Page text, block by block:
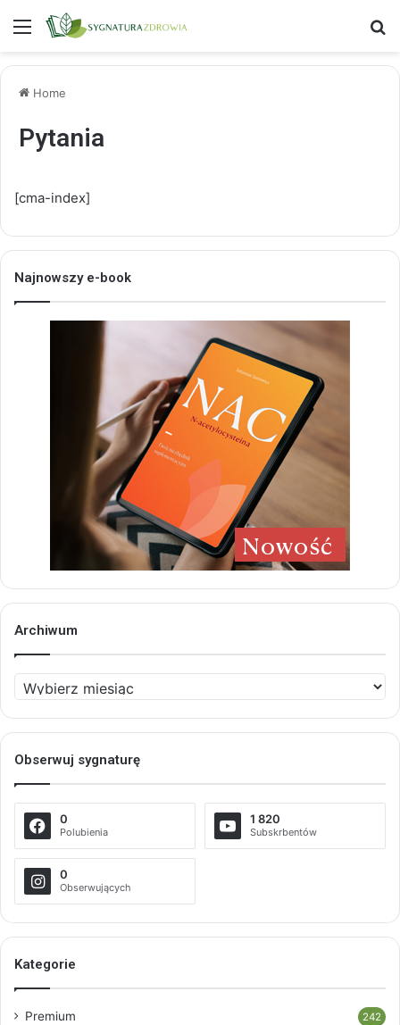
Menu
Home
Pytania
[cma-index]
Najnowszy e-book
Archiwum
Archiwum
Obserwuj sygnaturę
0
Polubienia
1 820
Subskrbentów
0
Obserwujących
Kategorie
Premium 242